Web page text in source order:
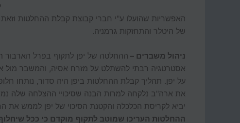
האפשריות שהועלו ע"י חברי קבוצת קבלת ההחלטות
של היטלר והתחזקות גרמניה.
ניהול משברים – ההחלטה של יפן לתקוף בפרל הארבור
אסטרטגיה רבתי להשתלט על מזרח אסיה, והמשבר
על יפן. תהליך קבלת ההחלטות ביפן היה סדור, נותחו
את ארה"ב נלקחה למרות הבנה שסיכויי ההצלחה שלה
יביא לקריסת הכלכלה והקטנת הסיכוי של יפן לממש את
ההחלטות העריכו שמוטב לתקוף מוקדם כי ככל שיחלוף